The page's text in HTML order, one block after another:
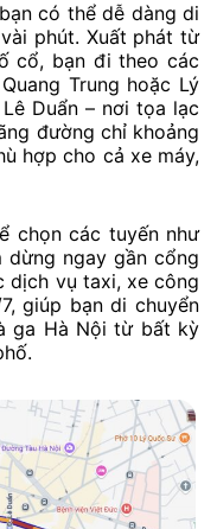
có thể dễ dàng di
phút. Xuất phát từ
cổ, bạn đi theo các
Trung hoặc Lý
Duẩn – nơi tọa lạc
đường chỉ khoảng
hợp cho cả xe máy,
chọn các tuyến như
ngay gần cổng
dịch vụ taxi, xe công
giúp bạn di chuyển
ga Hà Nội từ bất kỳ